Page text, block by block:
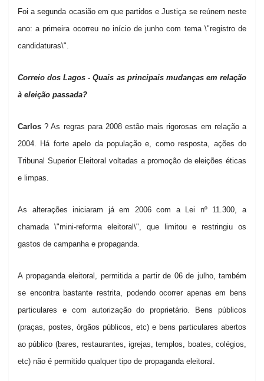
Foi a segunda ocasião em que partidos e Justiça se reúnem neste
ano: a primeira ocorreu no início de junho com tema \"registro de
candidaturas\".
Correio dos Lagos - Quais as principais mudanças em relação
à eleição passada?
Carlos? As regras para 2008 estão mais rigorosas em relação a
2004. Há forte apelo da população e, como resposta, ações do
Tribunal Superior Eleitoral voltadas a promoção de eleições éticas
e limpas.
As alterações iniciaram já em 2006 com a Lei nº 11.300, a
chamada \"mini-reforma eleitoral\", que limitou e restringiu os
gastos de campanha e propaganda.
A propaganda eleitoral, permitida a partir de 06 de julho, também
se encontra bastante restrita, podendo ocorrer apenas em bens
particulares e com autorização do proprietário. Bens públicos
(praças, postes, órgãos públicos, etc) e bens particulares abertos
ao público (bares, restaurantes, igrejas, templos, boates, colégios,
etc) não é permitido qualquer tipo de propaganda eleitoral.